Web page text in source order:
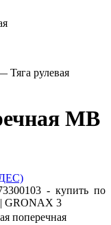
Тяга рулевая
MB
поперечная